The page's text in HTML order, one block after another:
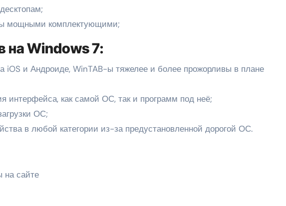
мощными комплектующими;
на Windows 7:
iOS и Андроиде, WinTAB-ы тяжелее и более прожорливы в плане
интерфейса, как самой ОС, так и программ под неё;
ОС;
в любой категории из-за предустановленной дорогой ОС.
на сайте